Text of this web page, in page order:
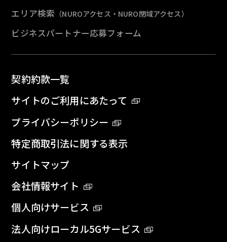
エリア検索 （NUROアクセス・NURO閉域アクセス）
ビジネスパートナー応募フォーム
契約約款一覧
サイトのご利用にあたって
プライバシーポリシー
特定商取引法に関する表示
サイトマップ
会社情報サイト
個人向けサービス
法人向けローカル5Gサービス